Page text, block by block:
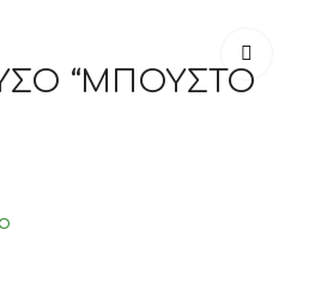
4,50€
"ΜΠΟΥΣΤΟ
ΓΥΝΑΙΚΑ"
4,50€
“ΜΠΟΥΣΤΟ